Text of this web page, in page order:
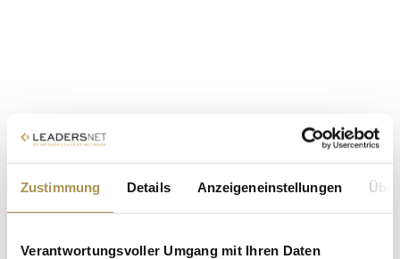
Zustimmung Details Anzeigeneinstellungen
Verantwortungsvoller Umgang mit Ihren Daten